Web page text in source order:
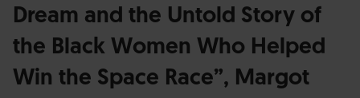
Dream and the Untold Story of
the Black Women Who Helped
Win the Space Race”, Margot